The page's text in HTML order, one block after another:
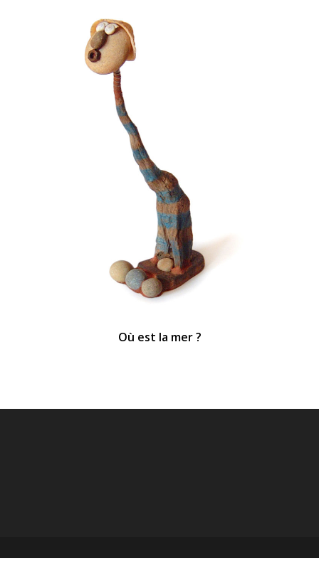
Où est la mer ?